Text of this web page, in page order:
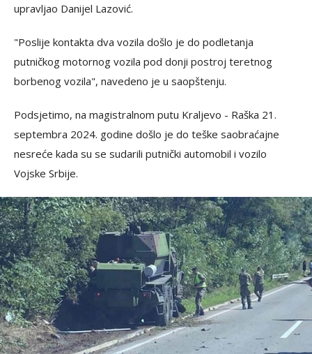
upravljao Danijel Lazović.
"Poslije kontakta dva vozila došlo je do podletanja
putničkog motornog vozila pod donji postroj teretnog
borbenog vozila", navedeno je u saopštenju.
Podsjetimo, na magistralnom putu Kraljevo - Raška 21.
septembra 2024. godine došlo je do teške saobraćajne
nesreće kada su se sudarili putnički automobil i vozilo
Vojske Srbije.